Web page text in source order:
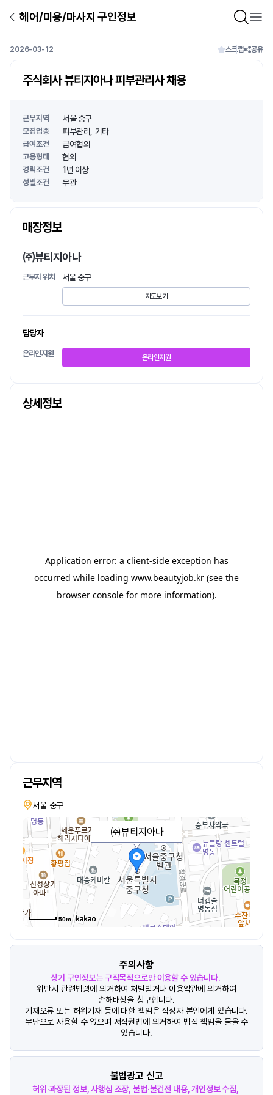
헤어/미용/마사지 구인정보
2026-03-12 스크랩 공유
주식회사 뷰티지아나 피부관리사 채용
근무지역 서울 중구
모집업종 피부관리 기타
급여조건 급여협의
고용형태 협의
경력조건 1년 이상
성별조건 무관
매장정보
㈜뷰티지아나
근무지 위치 서울 중구
지도보기
담당자
온라인지원 온라인지원
상세정보
근무지역
서울 중구
㈜뷰티지아나
50m
주의사항
상기 구인정보는 구직목적으로만 이용할 수 있습니다.
위반시 관련법령에 의거하여 처벌받거나 이용약관에 의거하여
손해배상을 청구합니다.
기재오류 또는 허위기재 등에 대한 책임은 작성자 본인에게 있습니다.
무단으로 사용할 수 없으며 저작권법에 의거하여 법적 책임을 물을 수
있습니다.
불법광고 신고
허위·과장된 정보, 사행심 조장, 불법·불건전 내용, 개인정보 수집,